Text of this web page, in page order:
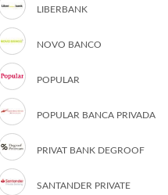
LIBERBANK
NOVO BANCO
POPULAR
POPULAR BANCA PRIVADA
PRIVAT BANK DEGROOF
SANTANDER PRIVATE